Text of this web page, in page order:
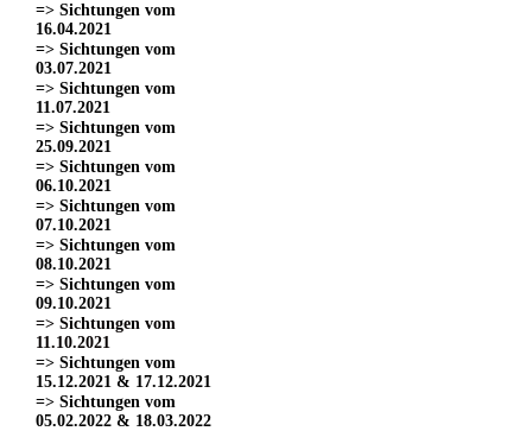
=> Sichtungen vom
16.04.2021
=> Sichtungen vom
03.07.2021
=> Sichtungen vom
11.07.2021
=> Sichtungen vom
25.09.2021
=> Sichtungen vom
06.10.2021
=> Sichtungen vom
07.10.2021
=> Sichtungen vom
08.10.2021
=> Sichtungen vom
09.10.2021
=> Sichtungen vom
11.10.2021
=> Sichtungen vom
15.12.2021 & 17.12.2021
=> Sichtungen vom
05.02.2022 & 18.03.2022